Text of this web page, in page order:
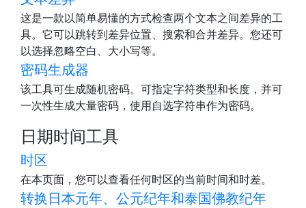
这是一款以简单易懂的方式检查两个文本之间差异的工
具。它可以跳转到差异位置、搜索和合并差异。您还可
以选择忽略空白、大小写等。
密码生成器
该工具可生成随机密码。可指定字符类型和长度，并可
一次性生成大量密码，使用自选字符串作为密码。
日期时间工具
时区
在本页面，您可以查看任何时区的当前时间和时差。
转换日本元年、公元纪年和泰国佛教纪年